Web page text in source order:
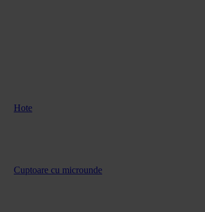
Hote
Cuptoare cu microunde